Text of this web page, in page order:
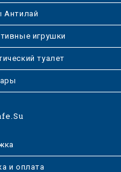
Антилай
игрушки
туалет
и оплата